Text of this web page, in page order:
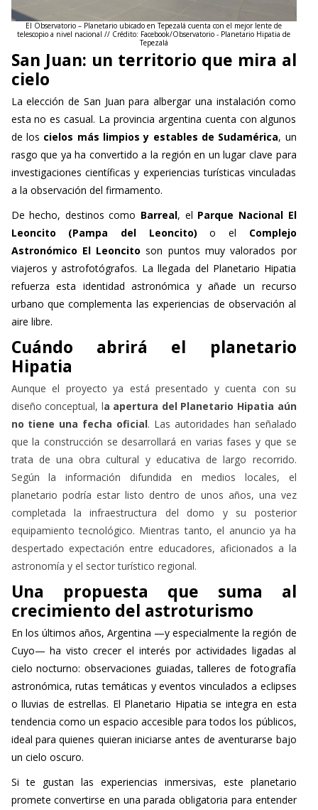
El Observatorio – Planetario ubicado en Tepezalá cuenta con el mejor lente de
telescopio a nivel nacional // Crédito: Facebook/Observatorio - Planetario Hipatia de
Tepezalá
San Juan: un territorio que mira al
cielo
La elección de San Juan para albergar una instalación como
esta no es casual. La provincia argentina cuenta con algunos
de los cielos más limpios y estables de Sudamérica, un
rasgo que ya ha convertido a la región en un lugar clave para
investigaciones científicas y experiencias turísticas vinculadas
a la observación del firmamento.
De hecho, destinos como Barreal, el Parque Nacional El
Leoncito (Pampa del Leoncito) o el Complejo
Astronómico El Leoncito son puntos muy valorados por
viajeros y astrofotógrafos. La llegada del Planetario Hipatia
refuerza esta identidad astronómica y añade un recurso
urbano que complementa las experiencias de observación al
aire libre.
Cuándo abrirá el planetario
Hipatia
Aunque el proyecto ya está presentado y cuenta con su
diseño conceptual, la apertura del Planetario Hipatia aún
no tiene una fecha oficial. Las autoridades han señalado
que la construcción se desarrollará en varias fases y que se
trata de una obra cultural y educativa de largo recorrido.
Según la información difundida en medios locales, el
planetario podría estar listo dentro de unos años, una vez
completada la infraestructura del domo y su posterior
equipamiento tecnológico. Mientras tanto, el anuncio ya ha
despertado expectación entre educadores, aficionados a la
astronomía y el sector turístico regional.
Una propuesta que suma al
crecimiento del astroturismo
En los últimos años, Argentina —y especialmente la región de
Cuyo— ha visto crecer el interés por actividades ligadas al
cielo nocturno: observaciones guiadas, talleres de fotografía
astronómica, rutas temáticas y eventos vinculados a eclipses
o lluvias de estrellas. El Planetario Hipatia se integra en esta
tendencia como un espacio accesible para todos los públicos,
ideal para quienes quieran iniciarse antes de aventurarse bajo
un cielo oscuro.
Si te gustan las experiencias inmersivas, este planetario
promete convertirse en una parada obligatoria para entender